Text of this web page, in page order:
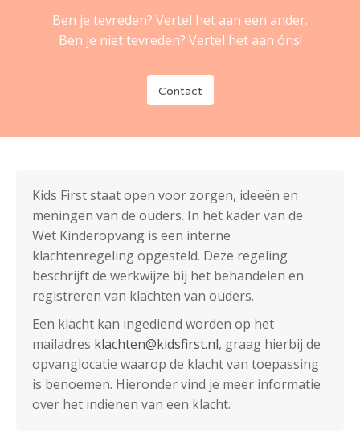
Ben je tevreden? Vertel het aan een ander.
Ben je niet tevreden? Vertel het aan óns!
Contact
Kids First staat open voor zorgen, ideeën en
meningen van de ouders. In het kader van de
Wet Kinderopvang is een interne
klachtenregeling opgesteld. Deze regeling
beschrijft de werkwijze bij het behandelen en
registreren van klachten van ouders.
Een klacht kan ingediend worden op het
mailadres klachten@kidsfirst.nl, graag hierbij de
opvanglocatie waarop de klacht van toepassing
is benoemen. Hieronder vind je meer informatie
over het indienen van een klacht.